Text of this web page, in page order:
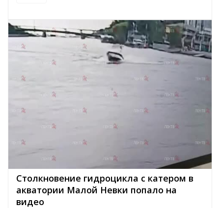
Столкновение гидроцикла с катером в
акватории Малой Невки попало на
видео